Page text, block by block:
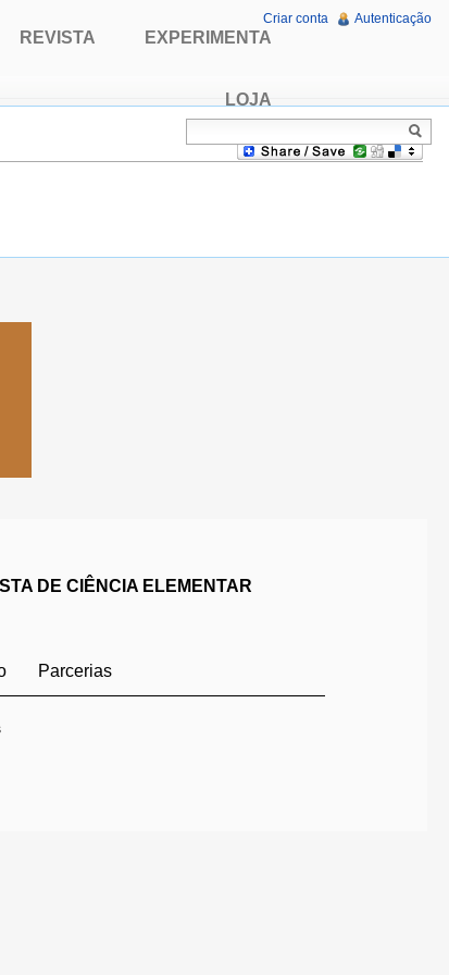
REVISTA EXPERIMENTA
LOJA
Criar conta Autenticação
DE CIÊNCIA ELEMENTAR
Parcerias